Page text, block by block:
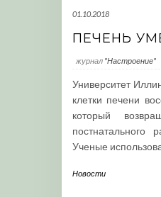
01.10.2018
ПЕЧЕНЬ
журнал "Настроение"
Университет
клетки печени
который
постнатального
Ученые
Новости